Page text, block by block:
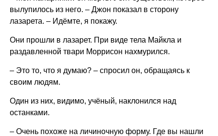
вылупилось из него. – Джон показал в сторону
лазарета. – Идёмте, я покажу.
Они прошли в лазарет. При виде тела Майкла и
раздавленной твари Моррисон нахмурился.
– Это то, что я думаю? – спросил он, обращаясь к
своим людям.
Один из них, видимо, учёный, наклонился над
останками.
– Очень похоже на личиночную форму. Где вы нашли